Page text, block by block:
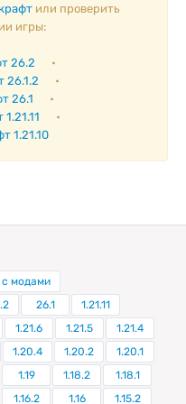
или проверить
игры:
26.2
•
26.1.2
•
26.1
•
•
1.21.10
модами
26.1
1.21.11
1.21.6 1.21.5
1.21.4
1.20.4 1.20.2
1.20.1
1.19 1.18.2
1.18.1
1.16.2 1.16 1.15.2